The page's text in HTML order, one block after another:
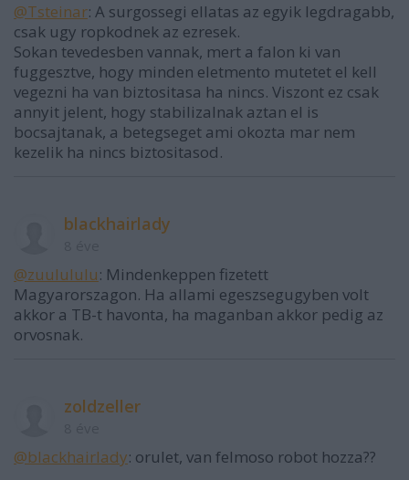
@Tsteinar: A surgossegi ellatas az egyik legdragabb,
csak ugy ropkodnek az ezresek.
Sokan tevedesben vannak, mert a falon ki van
fuggesztve, hogy minden eletmento mutetet el kell
vegezni ha van biztositasa ha nincs. Viszont ez csak
annyit jelent, hogy stabilizalnak aztan el is
bocsajtanak, a betegseget ami okozta mar nem
kezelik ha nincs biztositasod.
blackhairlady
@zuulululu: Mindenkeppen fizetett
Magyarorszagon. Ha allami egeszsegugyben volt
akkor a TB-t havonta, ha maganban akkor pedig az
orvosnak.
zoldzeller
@blackhairlady: orulet, van felmoso robot hozza??